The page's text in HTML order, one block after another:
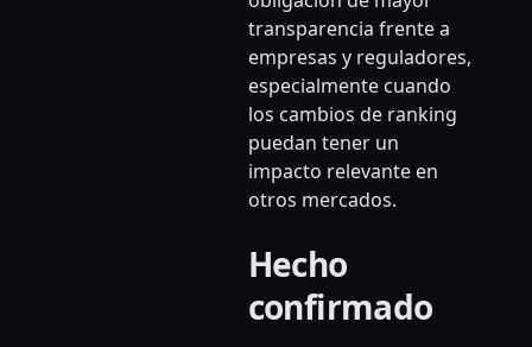
transparencia frente a
empresas y reguladores,
especialmente cuando
los cambios de ranking
puedan tener un
impacto relevante en
otros mercados.
Hecho
confirmado